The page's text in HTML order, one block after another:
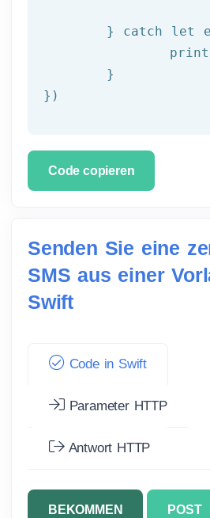
	}
catch let
})
Code copieren
Senden Sie eine
SMS aus einer
Swift
Code in Swift
Parameter HTTP
Antwort HTTP
BEKOMMEN POST